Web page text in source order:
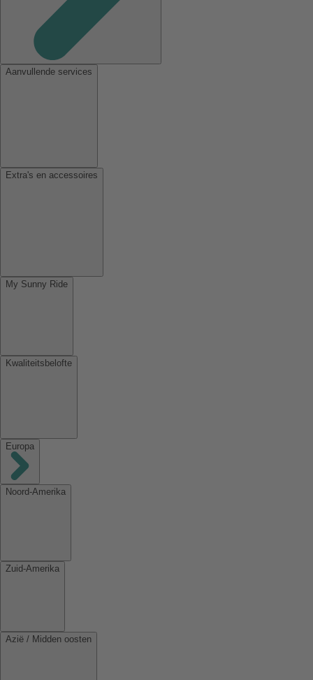
Aanvullende services
Extra's en accessoires
My Sunny Ride
Kwaliteitsbelofte
Europa
Noord-Amerika
Zuid-Amerika
Azië / Midden oosten